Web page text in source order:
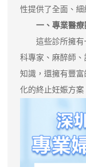
性提供了全面、細
一、專業醫療
這些診所擁有
科專家、麻醉師
知識，還擁有豐
化的終止妊娠方案